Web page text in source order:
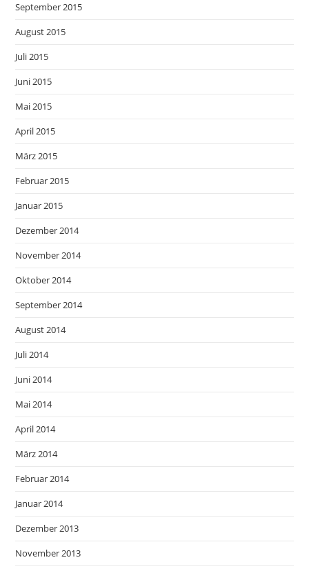
September 2015
August 2015
Juli 2015
Juni 2015
Mai 2015
April 2015
März 2015
Februar 2015
Januar 2015
Dezember 2014
November 2014
Oktober 2014
September 2014
August 2014
Juli 2014
Juni 2014
Mai 2014
April 2014
März 2014
Februar 2014
Januar 2014
Dezember 2013
November 2013